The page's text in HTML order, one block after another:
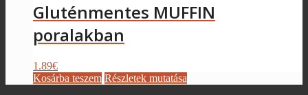
Gluténmentes MUFFIN
poralakban
1.89€
Kosárba teszem Részletek mutatása